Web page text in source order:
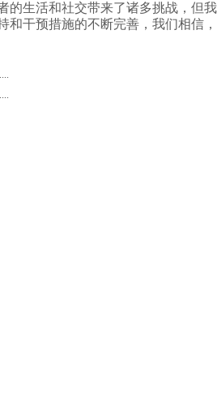
的生活和社交带来了诸多挑战，但
和干预措施的不断完善，我们相信